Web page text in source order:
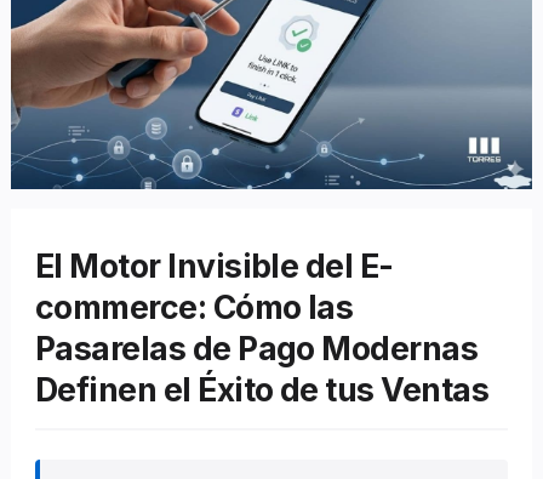
El Motor Invisible del E-
commerce: Cómo las
Pasarelas de Pago Modernas
Definen el Éxito de tus Ventas